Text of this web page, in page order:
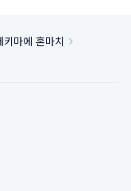
마에 혼마치